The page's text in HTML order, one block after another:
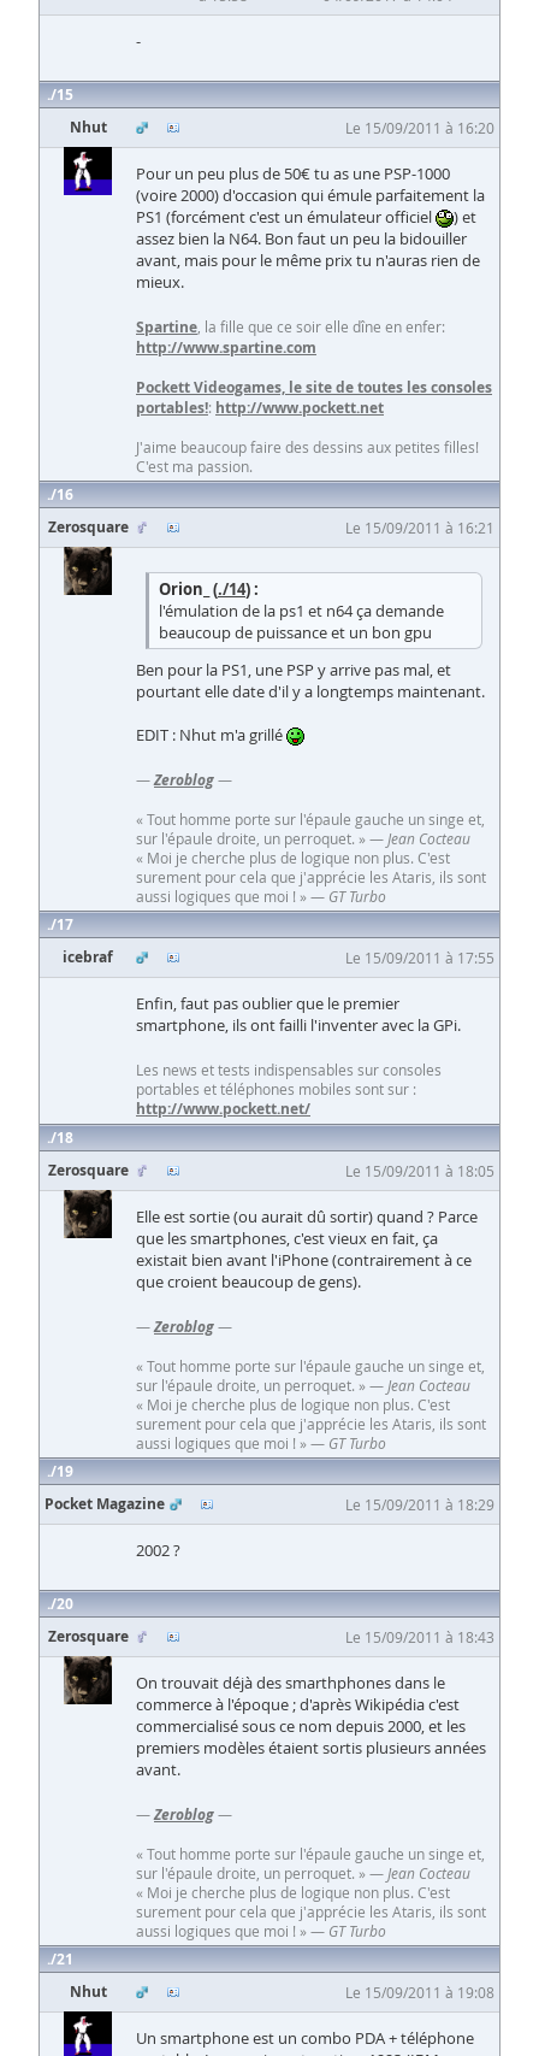
-
15
Nhut
Le 15/09/2011 à 16:20
Pour un peu plus de 50€ tu as une PSP-1000
(voire 2000) d'occasion qui émule parfaitement la
PS1 (forcément c'est un émulateur officiel
) et
assez bien la N64. Bon faut un peu la bidouiller
avant, mais pour le même prix tu n'auras rien de
mieux.
Spartine , la fille que ce soir elle dîne en enfer:
http://www.spartine.com
Pockett Videogames, le site de toutes les consoles
portables!: http://www.pockett.net
J'aime beaucoup faire des dessins aux petites filles!
C'est ma passion.
16
Zerosquare
Le 15/09/2011 à 16:21
Orion_ (./14) :
l'émulation de la ps1 et n64 ça demande
beaucoup de puissance et un bon gpu
Ben pour la PS1, une PSP y arrive pas mal, et
pourtant elle date d'il y a longtemps maintenant.
EDIT : Nhut m'a grillé
—Zeroblog—
« Tout homme porte sur l'épaule gauche un singe et,
sur l'épaule droite, un perroquet. » — Jean Cocteau
« Moi je cherche plus de logique non plus. C'est
surement pour cela que j'apprécie les Ataris, ils sont
aussi logiques que moi ! » — GT Turbo
17
icebraf
Le 15/09/2011 à 17:55
Enfin, faut pas oublier que le premier
smartphone, ils ont failli l'inventer avec la GPi.
Les news et tests indispensables sur consoles
portables et téléphones mobiles sont sur :
http://www.pockett.net/
18
Zerosquare
Le 15/09/2011 à 18:05
Elle est sortie (ou aurait dû sortir) quand ? Parce
que les smartphones, c'est vieux en fait, ça
existait bien avant l'iPhone (contrairement à ce
que croient beaucoup de gens).
—Zeroblog—
« Tout homme porte sur l'épaule gauche un singe et,
sur l'épaule droite, un perroquet. » — Jean Cocteau
« Moi je cherche plus de logique non plus. C'est
surement pour cela que j'apprécie les Ataris, ils sont
aussi logiques que moi ! » — GT Turbo
19
Pocket Magazine
Le 15/09/2011 à 18:29
2002 ?
20
Zerosquare
Le 15/09/2011 à 18:43
On trouvait déjà des smarthphones dans le
commerce à l'époque ; d'après Wikipédia c'est
commercialisé sous ce nom depuis 2000, et les
premiers modèles étaient sortis plusieurs années
avant.
—Zeroblog—
« Tout homme porte sur l'épaule gauche un singe et,
sur l'épaule droite, un perroquet. » — Jean Cocteau
« Moi je cherche plus de logique non plus. C'est
surement pour cela que j'apprécie les Ataris, ils sont
aussi logiques que moi ! » — GT Turbo
21
Nhut
Le 15/09/2011 à 19:08
Un smartphone est un combo PDA + téléphone